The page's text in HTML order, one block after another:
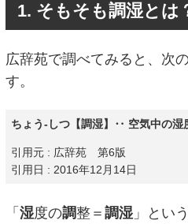
1. そもそも調湿とは
広辞苑で調べてみると、次
す。
ちょう‐しつ【調湿】‥ 空気中の湿
引用元 : 広辞苑 第6版
引用日 : 2016年12月14日
「 湿度の調整＝ 調湿」とい